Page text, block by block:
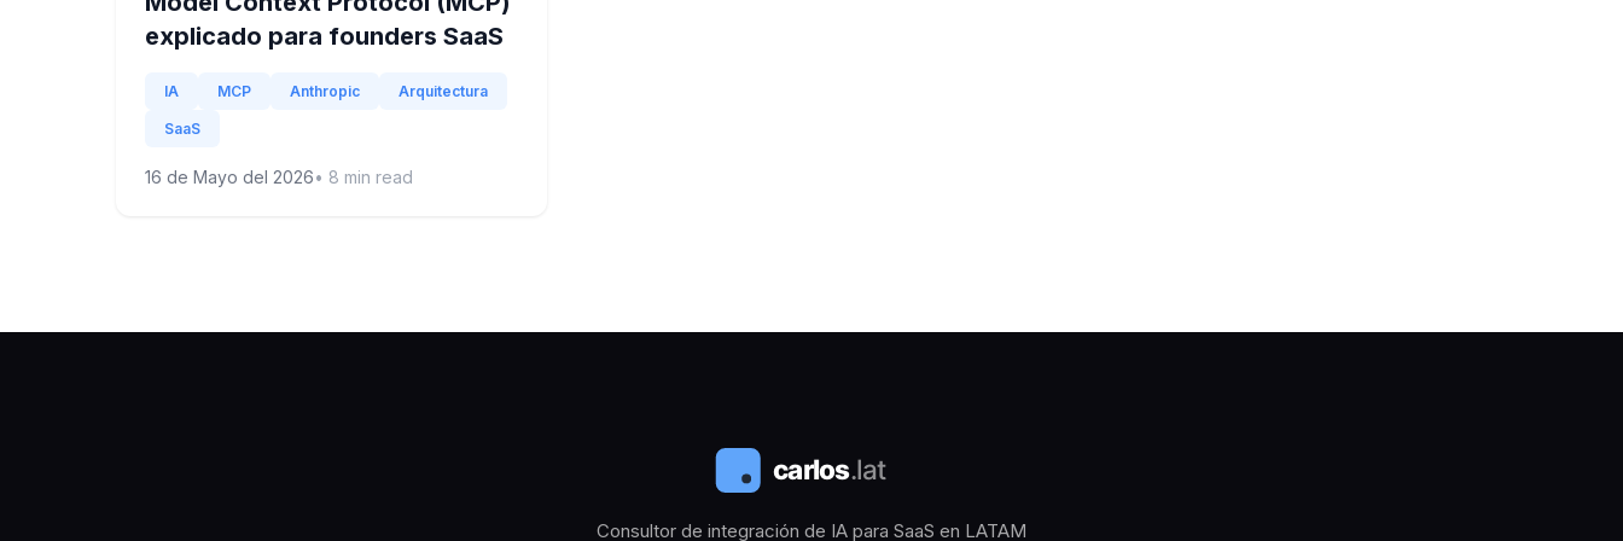
explicado para founders SaaS
IA MCP Anthropic Arquitectura
SaaS
16 de Mayo del 2026• 8 min read
Consultor de integración de IA para SaaS en LATAM